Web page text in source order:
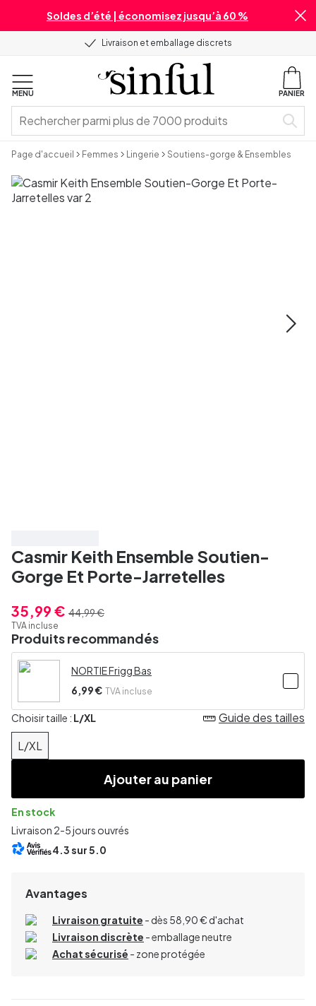
Soldes d’été | économisez jusqu’à 60 %
Livraison et emballage discrets
MENU PANIER
Page d'accueil Femmes Lingerie Soutiens-gorge & Ensembles
Casmir Keith Ensemble Soutien-
Gorge Et Porte-Jarretelles
35,99 € 44,99 €
TVA incluse
Produits recommandés
NORTIE Frigg Bas
6,99 € TVA incluse
Choisir taille : L/XL
L/XL
Guide des tailles
Ajouter au panier
En stock
Livraison 2-5 jours ouvrés
4.3sur 5.0
Avantages
Livraison gratuite - dès 58,90 € d'achat
Livraison discrète - emballage neutre
Achat sécurisé - zone protégée